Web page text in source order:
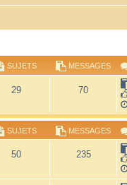
SUJETS MESSAGES
29 70
SUJETS MESSAGES
50 235